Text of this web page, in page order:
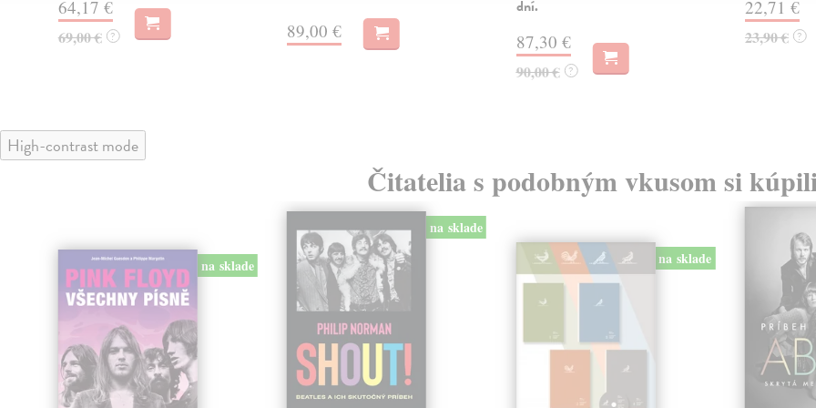
64,17 €
69,00 € ? 89,00 €
dní.
87,30 €
90,00 € ?
22,71 €
23,90 € ?
High-contrast mode
Čitatelia s podobným vkusom si
na sklade
na sklade
na sklade